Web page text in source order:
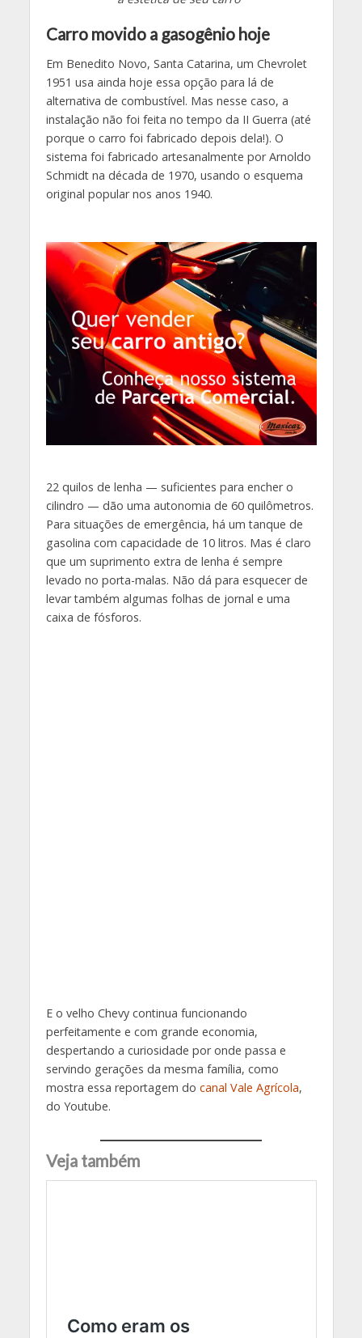
Carro movido a gasogênio hoje
Em Benedito Novo, Santa Catarina, um Chevrolet
1951 usa ainda hoje essa opção para lá de
alternativa de combustível. Mas nesse caso, a
instalação não foi feita no tempo da II Guerra (até
porque o carro foi fabricado depois dela!). O
sistema foi fabricado artesanalmente por Arnoldo
Schmidt na década de 1970, usando o esquema
original popular nos anos 1940.
22 quilos de lenha — suficientes para encher o
cilindro — dão uma autonomia de 60 quilômetros.
Para situações de emergência, há um tanque de
gasolina com capacidade de 10 litros. Mas é claro
que um suprimento extra de lenha é sempre
levado no porta-malas. Não dá para esquecer de
levar também algumas folhas de jornal e uma
caixa de fósforos.
E o velho Chevy continua funcionando
perfeitamente e com grande economia,
despertando a curiosidade por onde passa e
servindo gerações da mesma família, como
mostra essa reportagem do canal Vale Agrícola,
do Youtube.
Veja também